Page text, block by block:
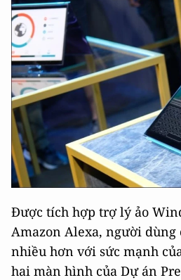
Được tích hợp trợ lý ảo
Amazon Alexa, người dùng
nhiều hơn với sức mạnh
hai màn hình của Dự án